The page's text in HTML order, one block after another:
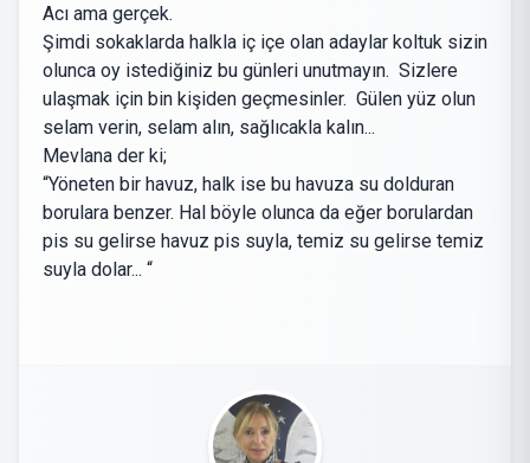
Acı ama gerçek.
Şimdi sokaklarda halkla iç içe olan adaylar koltuk sizin
olunca oy istediğiniz bu günleri unutmayın. Sizlere
ulaşmak için bin kişiden geçmesinler. Gülen yüz olun
selam verin, selam alın, sağlıcakla kalın...
Mevlana der ki;
“Yöneten bir havuz, halk ise bu havuza su dolduran
borulara benzer. Hal böyle olunca da eğer borulardan
pis su gelirse havuz pis suyla, temiz su gelirse temiz
suyla dolar... “